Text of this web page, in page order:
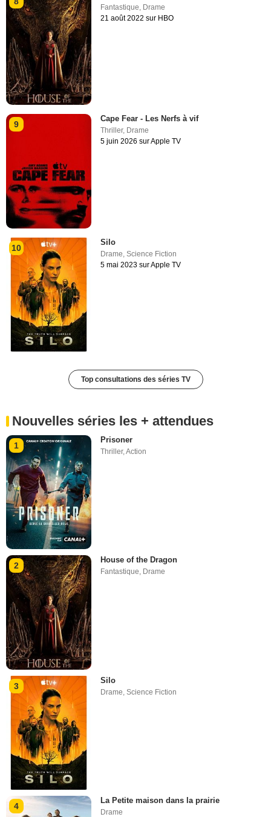
Fantastique, Drame
21 août 2022 sur HBO
9
Cape Fear - Les Nerfs à vif
Thriller, Drame
5 juin 2026 sur Apple TV
10
Silo
Drame ,Science Fiction
5 mai 2023 sur Apple TV
Top consultations des séries TV
Nouvelles séries les + attendues
1
Prisoner
Thriller,Action
2
House of the Dragon
Fantastique, Drame
3
Silo
Drame ,Science Fiction
4
La Petite maison dans la prairie
Drame